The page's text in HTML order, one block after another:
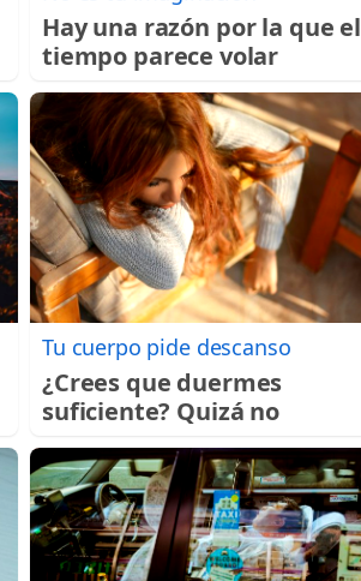
Hay una razón por la que el
tiempo parece volar
Tu cuerpo pide descanso
¿Crees que duermes
suficiente? Quizá no